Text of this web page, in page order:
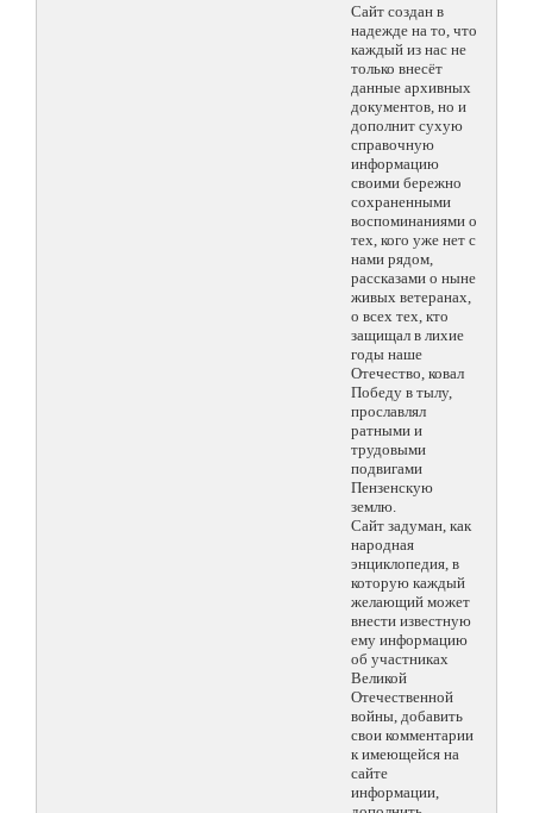
Сайт создан в
надежде на то, что
каждый из нас не
только внесёт
данные архивных
документов, но и
дополнит сухую
справочную
информацию
своими бережно
сохраненными
воспоминаниями о
тех, кого уже нет с
нами рядом,
рассказами о ныне
живых ветеранах,
о всех тех, кто
защищал в лихие
годы наше
Отечество, ковал
Победу в тылу,
прославлял
ратными и
трудовыми
подвигами
Пензенскую
землю.
Сайт задуман, как
народная
энциклопедия, в
которую каждый
желающий может
внести известную
ему информацию
об участниках
Великой
Отечественной
войны, добавить
свои комментарии
к имеющейся на
сайте
информации,